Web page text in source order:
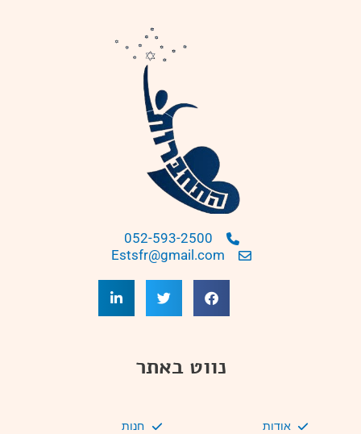
052-593-2500
Estsfr@gmail.com
נווט באתר
אודות
חנות